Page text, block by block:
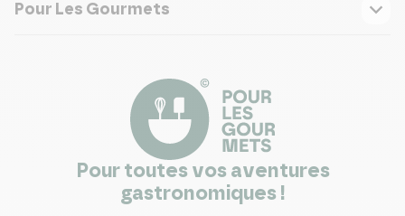
Pour Les Gourmets
Pour toutes vos aventures
gastronomiques !